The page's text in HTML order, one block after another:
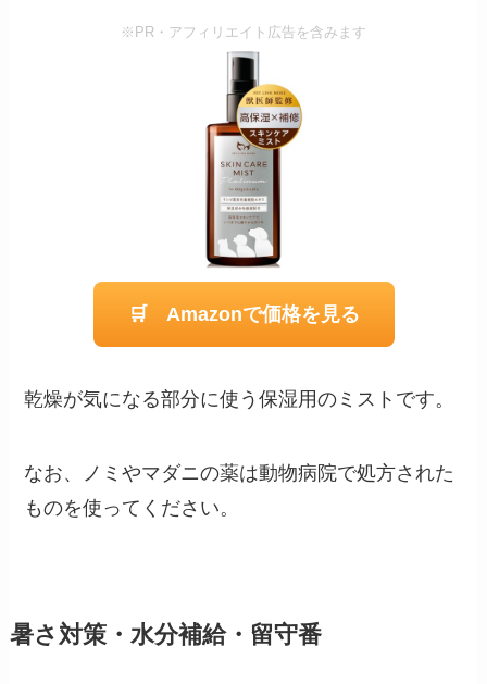
※PR・アフィリエイト広告を含みます
🛒 Amazonで価格を見る
乾燥が気になる部分に使う保湿用のミストです。
なお、ノミやマダニの薬は動物病院で処方された
ものを使ってください。
暑さ対策・水分補給・留守番